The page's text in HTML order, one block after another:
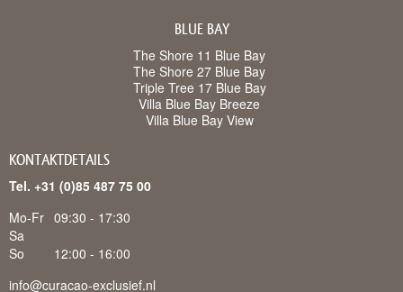
BLUE BAY
The Shore 11 Blue Bay
The Shore 27 Blue Bay
Triple Tree 17 Blue Bay
Villa Blue Bay Breeze
Villa Blue Bay View
KONTAKTDETAILS
Tel. +31 (0)85 487 75 00
Mo-Fr 09:30 - 17:30
Sa
So
12:00 - 16:00
info@curacao-exclusief.nl